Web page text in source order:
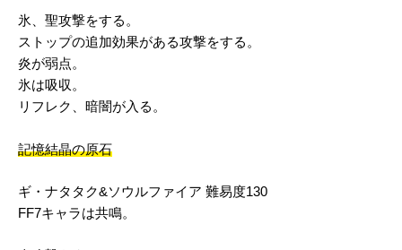
氷、聖攻撃をする。
ストップの追加効果がある攻撃をする。
炎が弱点。
氷は吸収。
リフレク、暗闇が入る。
記憶結晶の原石
ギ・ナタタク&ソウルファイア 難易度130
FF7キャラは共鳴。